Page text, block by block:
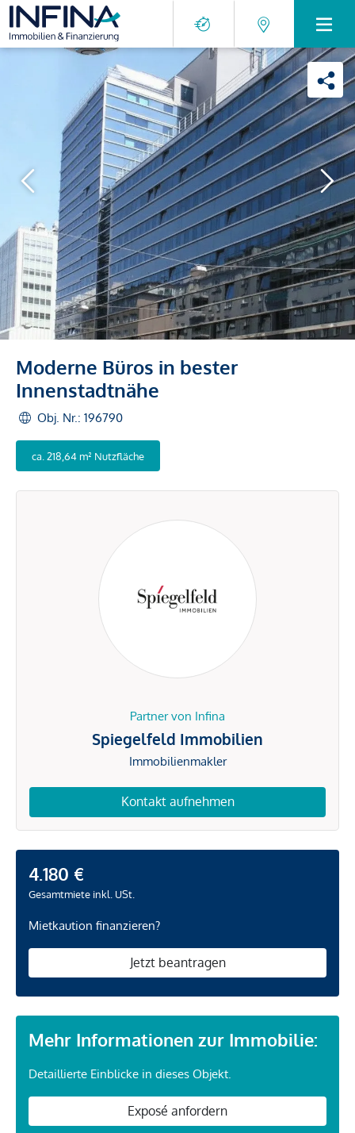
Moderne Büros in bester
Innenstadtnähe
Obj. Nr.: 196790
ca. 218,64 m² Nutzfläche
Partner von Infina
Spiegelfeld Immobilien
Immobilienmakler
Kontakt aufnehmen
4.180 €
Gesamtmiete inkl. USt.
Mietkaution finanzieren?
Jetzt beantragen
Mehr Informationen zur Immobilie:
Detaillierte Einblicke in dieses Objekt.
Exposé anfordern